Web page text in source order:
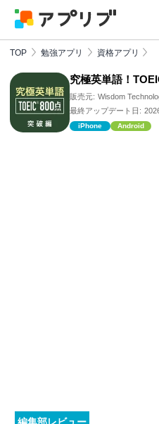
TOP 勉強アプリ 資格アプリ
究極英単語！
販売元: Wisdom
最終アップデート日:
iPhone Android